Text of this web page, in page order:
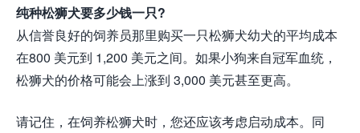
纯种松狮犬要多少钱一只?
从信誉良好的饲养员那里购买一只松狮犬幼犬的平均成本
在800 美元到 1,200 美元之间。如果小狗来自冠军血统，
松狮犬的价格可能会上涨到 3,000 美元甚至更高。
请记住，在饲养松狮犬时，您还应该考虑启动成本。同